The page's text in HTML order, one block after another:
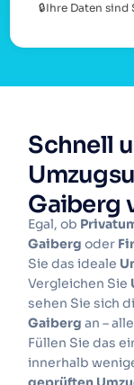
🔒Ihre Daten
Schnell
Gaiberg
Egal, ob
Gaiberg oder
Sie das ideale
Vergleichen Sie
sehen Sie sich
Gaiberg an –
Füllen Sie das
innerhalb